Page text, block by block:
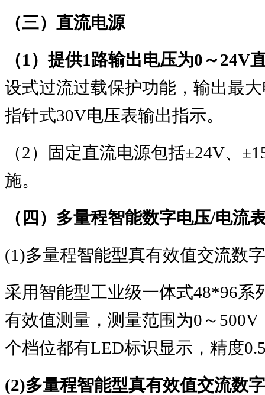
（三）直流电源
（1）提供1路输出电压为0 ～24V
设式过流过载保护功能，输出最
指针式30V电压表输出指示。
（2）固定直流电源包括±24V、
施。
（四）多量程智能数字电压/电流
(1)多量程智能型真有效值交流数
采用智能型工业级一体式48*96系
有效值测量，测量范围为0 ～ 500V
个档位都有LED标识显示，精度
(2)多量程智能型真有效值交流数